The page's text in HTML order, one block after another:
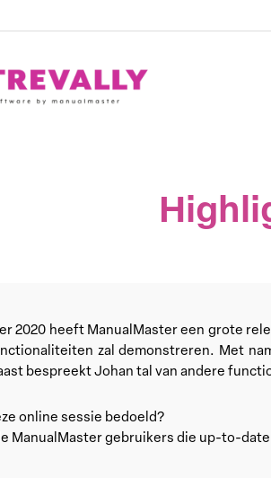
2020 heeft ManualMaster een grote
zal demonstreren. Met
bespreekt Johan tal van andere
online sessie bedoeld?
ManualMaster gebruikers die up-to-